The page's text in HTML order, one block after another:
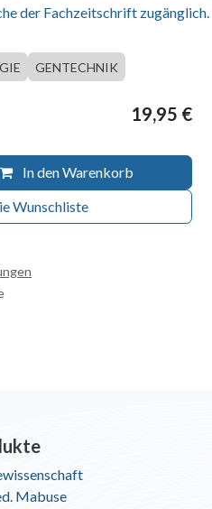
der Fachzeitschrift zugänglich.
GENTECHNIK
In den Warenkorb
Wunschliste
19,95 €
Mabuse